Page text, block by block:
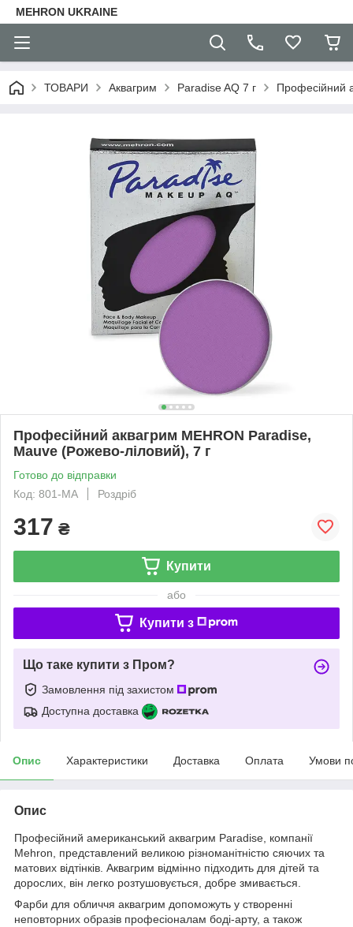
MEHRON UKRAINE
ТОВАРИ Аквагрим Paradise AQ 7 г Професійний
Професійний аквагрим MEHRON Paradise,
Mauve (Рожево-ліловий), 7 г
Готово до відправки
Код: 801-MA
Роздріб
317 ₴
Купити
або
Купити з
Що таке купити з Пром?
Замовлення під захистом
Доступна доставка
Опис Характеристики Доставка Оплата Умови
Опис
Професійний американський аквагрим Paradise, компанії
Mehron, представлений великою різноманітністю сяючих та
матових відтінків. Аквагрим відмінно підходить для дітей та
дорослих, він легко розтушовується, добре змивається.
Фарби для обличчя аквагрим допоможуть у створенні
неповторних образів професіоналам боді-арту, а також